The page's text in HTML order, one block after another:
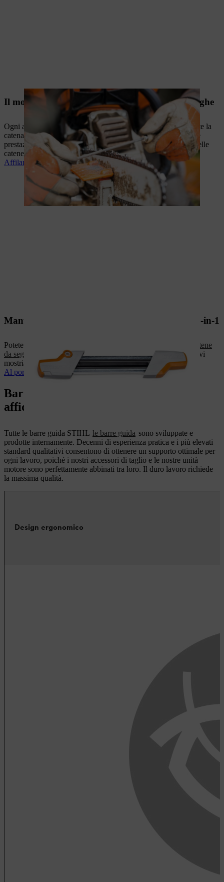
Il modo giusto per affilare le catene delle motoseghe
Ogni attrezzo da taglio ha bisogno di cure: affilate regolarmente la
catena della vostra motosega STIHL per garantirne le massime
prestazioni. In questo articolo, imparerete tutto sull'affilatura delle
catene per sega.
Affilare correttamente la catena della motosega
Mantenete affilata la vostra catena con la lima 2-in-1
Potete affilare la vostra catena sia con una
lima rotonda per catene
da sega
che con il supporto per lime 2-in-1. In questo video , vi
mostriamo come utilizzare correttamente il vostro file 2-in-1.
Al portadocumenti 2 in 1
Barre di guida STIHL: massima
affidabilità con il minimo peso
Tutte le barre guida STIHL le barre guida sono sviluppate e
prodotte internamente. Decenni di esperienza pratica e i più elevati
standard qualitativi consentono di ottenere un supporto ottimale per
ogni lavoro, poiché i nostri accessori di taglio e le nostre unità
motore sono perfettamente abbinati tra loro. Il duro lavoro richiede
la massima qualità.
Design ergonomico